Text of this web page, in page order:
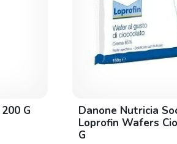
G
Danone Nutricia
Loprofin Wafers
G